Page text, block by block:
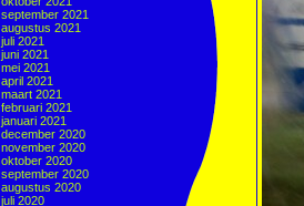
september 2021
augustus 2021
juli 2021
juni 2021
mei 2021
april 2021
maart 2021
februari 2021
januari 2021
december 2020
november 2020
oktober 2020
september 2020
augustus 2020
juli 2020